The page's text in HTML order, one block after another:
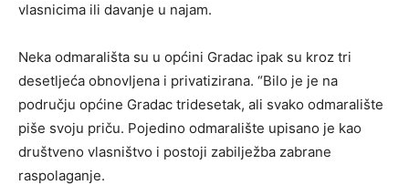
vlasnicima ili davanje u najam.
Neka odmarališta su u općini Gradac ipak su kroz tri
desetljeća obnovljena i privatizirana. “Bilo je je na
području općine Gradac tridesetak, ali svako odmaralište
piše svoju priču. Pojedino odmaralište upisano je kao
društveno vlasništvo i postoji zabilježba zabrane
raspolaganje.